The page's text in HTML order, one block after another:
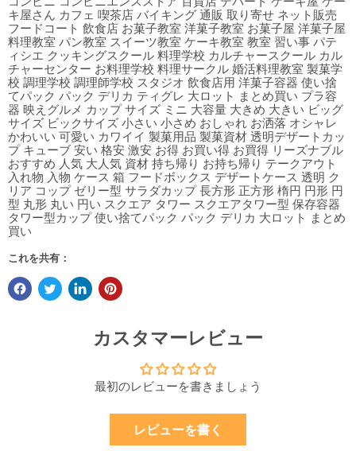
キ屋さん カフェ 喫茶店 バイキング 通販 取り寄せ ネット販売
フードコート 飲食店 お菓子教室 洋菓子教室 お菓子屋 洋菓子屋
料理教室 パン教室 スイーツ教室 ケーキ教室 教室 習い事 パテ
ィシエ クッキングスクール 料理学校 カルチャースクール カル
チャーセンター お料理学校 料理サークル 婚活料理教室 製菓学
校 調理学校 調理師学校 スタジオ 飲食店用 洋菓子容器 使い捨
てパック パック デリカ ティグレ 大ロット まとめ買い プラ容
器 映えグルメ カップ サイズ ミニ 大容量 大きめ 大きい ビッグ
サイズ ビックサイズ 小さい 小さめ おしゃれ お洒落 オシャレ
かわいい 可愛い カワイイ 製菓用品 製菓資材 透明デザートカッ
プ キューブ 安い 格安 激安 お得 お買い得 お買得 リーズナブル
おすすめ 人気 大人気 資材 持ち帰り お持ち帰り テークアウト
入れ物 入物 ケース 箱 フードボックス デザートケース 透明 ク
リア コップ ゼリー型 サラダカップ 長方形 正方形 楕円 円形 円
型 丸形 丸い 円い スクエア タワー スクエアタワー型 保存容器
タワー型カップ 使い捨てパック パック デリカ 大ロット まとめ
買い
これを共有：
カスタマーレビュー
最初のレビューを書きましょう
レビューを書く